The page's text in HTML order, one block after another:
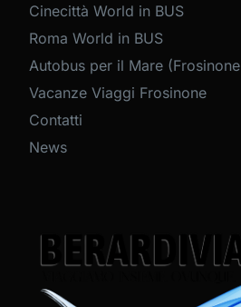
Cinecittà World in BUS
Roma World in BUS
Autobus per il Mare
Vacanze Viaggi Frosinone
Contatti
News